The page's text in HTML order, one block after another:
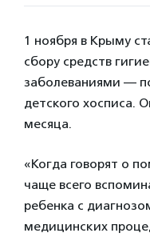
1 ноября в Крыму
сбору средств
заболеваниями —
детского хосписа.
месяца.
«Когда говорят о
чаще всего
ребенка с
медицинских